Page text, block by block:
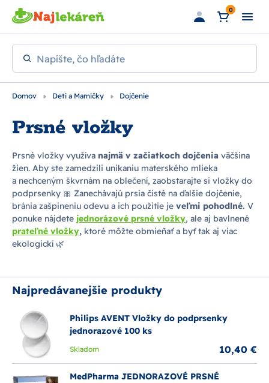
Preskočiť na hlavný obsah 0
Napíšte, čo hľadáte
Domov Deti a Mamičky Dojčenie
Prsné vložky
Prsné vložky využíva najmä v začiatkoch dojčenia väčšina
žien. Aby ste zamedzili unikaniu materského mlieka
a nechceným škvrnám na oblečení, zaobstarajte si vložky do
podprsenky 🎀 Zanechávajú prsia čisté na ďalšie dojčenie,
bránia zašpineniu odevu a ich použitie je veľmi pohodlné. V
ponuke nájdete jednorázové prsné vložky, ale aj bavlnené
prateľné vložky, ktoré môžte obmieňať a byť tak aj viac
ekologickí 🌿
Najpredávanejšie produkty
Philips AVENT Vložky do podprsenky
jednorazové 100 ks
Skladom 10,40 €
MedPharma JEDNORAZOVÉ PRSNÉ